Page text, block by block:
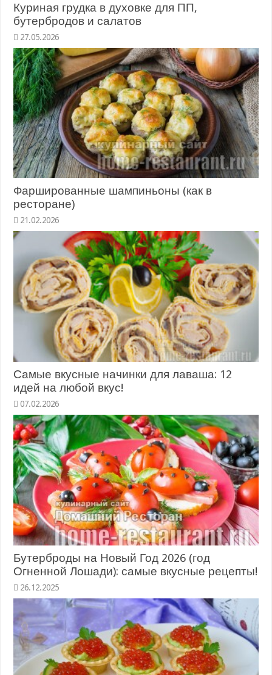
Куриная грудка в духовке для ПП,
бутербродов и салатов
27.05.2026
Фаршированные шампиньоны (как в
ресторане)
21.02.2026
Самые вкусные начинки для лаваша: 12
идей на любой вкус!
07.02.2026
Бутерброды на Новый Год 2026 (год
Огненной Лошади): самые вкусные рецепты!
26.12.2025